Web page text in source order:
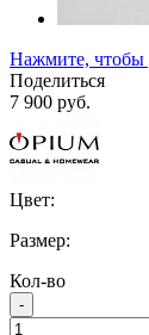
Нажмите, чтобы
Поделиться
7 900 руб.
Цвет:
Размер:
Кол-во
-